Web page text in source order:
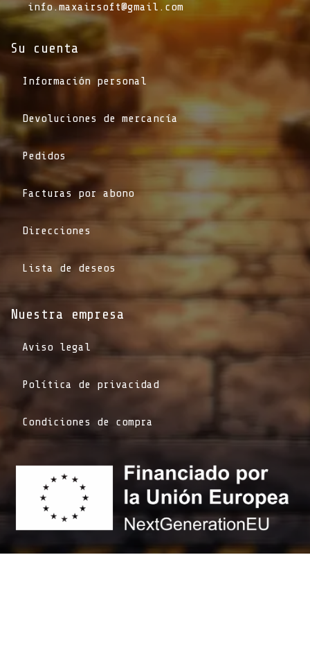
info.maxairsoft@gmail.com
Su cuenta
Información personal
Devoluciones de mercancía
Pedidos
Facturas por abono
Direcciones
Lista de deseos
Nuestra empresa
Aviso legal
Política de privacidad
Condiciones de compra